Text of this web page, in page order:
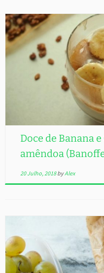
Doce de Banana
amêndoa
20 Julho, 2018 byAlex